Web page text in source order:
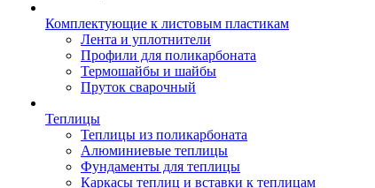
Комплектующие к листовым пластикам
Лента и уплотнители
Профили для поликарбоната
Термошайбы и шайбы
Пруток сварочный
Теплицы
Теплицы из поликарбоната
Алюминиевые теплицы
Фундаменты для теплицы
Каркасы теплиц и вставки к теплицам